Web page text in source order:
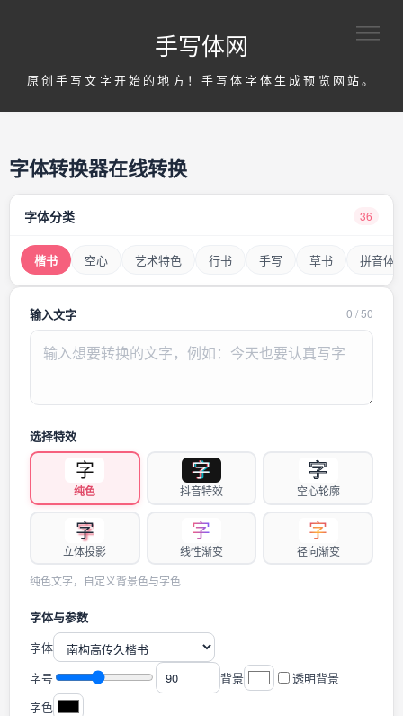
手写体网
原创手写文字开始的地方！手写体字体生成预览网站。
字体转换器在线转换
字体分类 36
楷书 空心 艺术特色 行书 手写 草书 拼音体
输入文字 0 /50
选择特效
字
纯色
字
抖音特效
字
空心轮廓
字
立体投影
字
线性渐变
字
径向渐变
纯色文字，自定义背景色与字色
字体与参数
字体
字号
背景
透明背景
字色